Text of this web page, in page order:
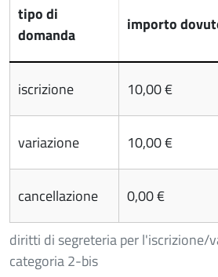
tipo di
domanda
importo
diritti di segreteria per l'iscrizione/
categoria 2-bis
iscrizione 10,00 €
variazione 10,00 €
cancellazione 0,00 €